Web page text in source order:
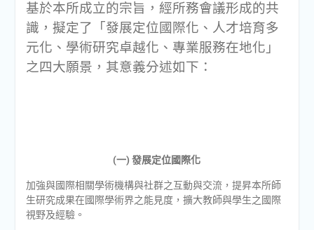
基於本所成立的宗旨，經所務會議形成的共
識，擬定了「發展定位國際化、人才培育多
元化、學術研究卓越化、專業服務在地化」
之四大願景，其意義分述如下：
(一) 發展定位國際化
加強與國際相關學術機構與社群之互動與交流，提昇本所師
生研究成果在國際學術界之能見度，擴大教師與學生之國際
視野及經驗。